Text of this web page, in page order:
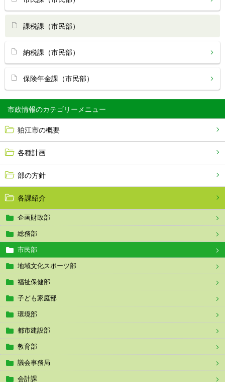
市政情報
狛江市の概要
各種計画
部の方針
各課紹介
企画財政部
総務部
市民部
地域文化スポーツ部
福祉保健部
子ども家庭部
環境部
都市建設部
教育部
議会事務局
会計課
課税課（市民部）
納税課（市民部）
保険年金課（市民部）